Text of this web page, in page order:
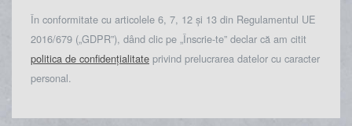
În conformitate cu articolele 6, 7, 12 și 13 din Regulamentul UE
2016/679 („GDPR”), dând clic pe „Înscrie-te” declar că am citit
politica de confidențialitate privind prelucrarea datelor cu caracter
personal.